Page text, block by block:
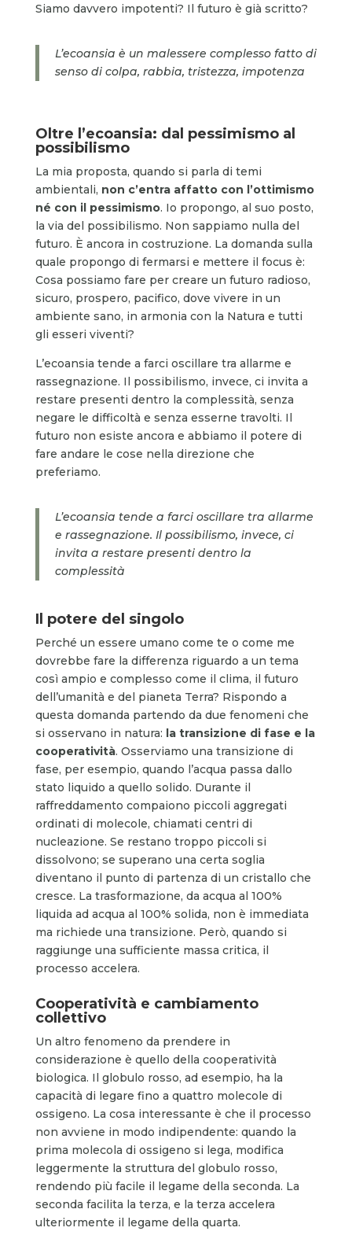
Siamo davvero impotenti? Il futuro è già scritto?
L’ecoansia è un malessere complesso fatto di
senso di colpa, rabbia, tristezza, impotenza
Oltre l’ecoansia: dal pessimismo al
possibilismo
La mia proposta, quando si parla di temi
ambientali, non c’entra affatto con l’ottimismo
né con il pessimismo. Io propongo, al suo posto,
la via del possibilismo. Non sappiamo nulla del
futuro. È ancora in costruzione. La domanda sulla
quale propongo di fermarsi e mettere il focus è:
Cosa possiamo fare per creare un futuro radioso,
sicuro, prospero, pacifico, dove vivere in un
ambiente sano, in armonia con la Natura e tutti
gli esseri viventi?
L’ecoansia tende a farci oscillare tra allarme e
rassegnazione. Il possibilismo, invece, ci invita a
restare presenti dentro la complessità, senza
negare le difficoltà e senza esserne travolti. Il
futuro non esiste ancora e abbiamo il potere di
fare andare le cose nella direzione che
preferiamo.
L’ecoansia tende a farci oscillare tra allarme
e rassegnazione. Il possibilismo, invece, ci
invita a restare presenti dentro la
complessità
Il potere del singolo
Perché un essere umano come te o come me
dovrebbe fare la differenza riguardo a un tema
così ampio e complesso come il clima, il futuro
dell’umanità e del pianeta Terra? Rispondo a
questa domanda partendo da due fenomeni che
si osservano in natura: la transizione di fase e la
cooperatività. Osserviamo una transizione di
fase, per esempio, quando l’acqua passa dallo
stato liquido a quello solido. Durante il
raffreddamento compaiono piccoli aggregati
ordinati di molecole, chiamati centri di
nucleazione. Se restano troppo piccoli si
dissolvono; se superano una certa soglia
diventano il punto di partenza di un cristallo che
cresce. La trasformazione, da acqua al 100%
liquida ad acqua al 100% solida, non è immediata
ma richiede una transizione. Però, quando si
raggiunge una sufficiente massa critica, il
processo accelera.
Cooperatività e cambiamento
collettivo
Un altro fenomeno da prendere in
considerazione è quello della cooperatività
biologica. Il globulo rosso, ad esempio, ha la
capacità di legare fino a quattro molecole di
ossigeno. La cosa interessante è che il processo
non avviene in modo indipendente: quando la
prima molecola di ossigeno si lega, modifica
leggermente la struttura del globulo rosso,
rendendo più facile il legame della seconda. La
seconda facilita la terza, e la terza accelera
ulteriormente il legame della quarta.